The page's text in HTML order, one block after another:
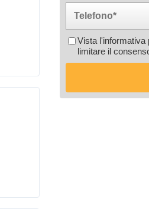
Vista l'informativa
limitare il